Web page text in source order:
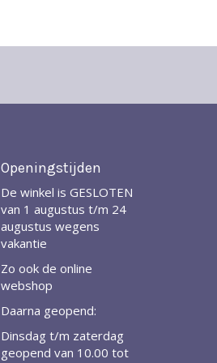
Openingstijden
De winkel is GESLOTEN
van 1 augustus t/m 24
augustus wegens
vakantie
Zo ook de online
webshop
Daarna geopend:
Dinsdag t/m zaterdag
geopend van 10.00 tot